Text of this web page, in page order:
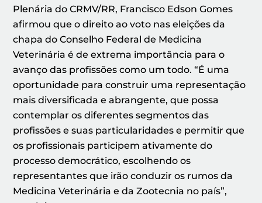
Plenária do CRMV/RR, Francisco Edson Gomes
afirmou que o direito ao voto nas eleições da
chapa do Conselho Federal de Medicina
Veterinária é de extrema importância para o
avanço das profissões como um todo. “É uma
oportunidade para construir uma representação
mais diversificada e abrangente, que possa
contemplar os diferentes segmentos das
profissões e suas particularidades e permitir que
os profissionais participem ativamente do
processo democrático, escolhendo os
representantes que irão conduzir os rumos da
Medicina Veterinária e da Zootecnia no país”,